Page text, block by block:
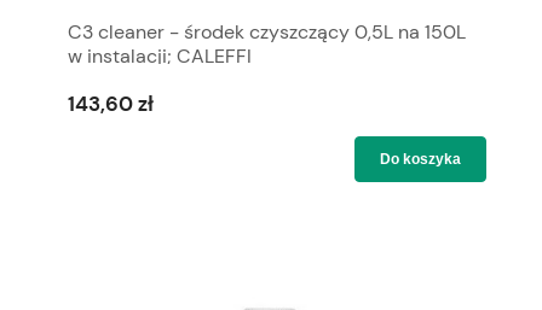
C3 cleaner - środek czyszczący 0,5L na 150L
w instalacji; CALEFFI
143,60 zł
Do koszyka